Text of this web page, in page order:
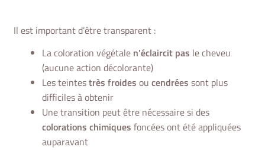
Il est important d’être transparent :
La coloration végétale n’éclaircit pas le cheveu
(aucune action décolorante)
Les teintestrès froides ou cendrées sont plus
difficiles à obtenir
Une transition peut être nécessaire si des
colorations chimiques foncées ont été appliquées
auparavant